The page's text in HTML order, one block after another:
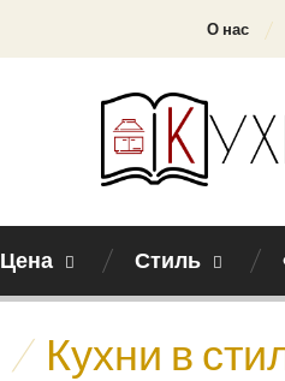
О нас
Цена Стиль
/ Кухни в